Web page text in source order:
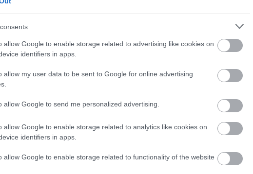
allow Google to enable storage related to advertising like cookies on
identifiers in apps.
allow my user data to be sent to Google for online advertising
allow Google to send me personalized advertising.
allow Google to enable storage related to analytics like cookies on
identifiers in apps.
allow Google to enable storage related to functionality of the website
árak
LEGO, van
játszik: